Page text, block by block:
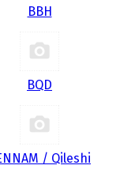
BBH
BQD
/ Qileshi